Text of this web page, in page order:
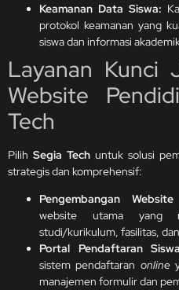
Keamanan Data Siswa:
protokol keamanan yang
siswa dan informasi
Layanan Kunci
Website
Tech
Pilih Segia Tech untuk solusi
strategis dan komprehensif:
Pengembangan
website utama yang
studi/kurikulum, fasilitas, dan
Portal Pendaftaran
sistem pendaftaran online
manajemen formulir dan